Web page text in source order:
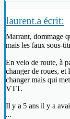
laurent.a écrit:
Marrant, dommage
mais les faux sous-
En velo de route, à
changer de roues,
changer mais qui
VTT.
Il y a 5 ans il y a
...